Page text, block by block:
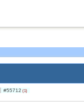
#55712 (1)